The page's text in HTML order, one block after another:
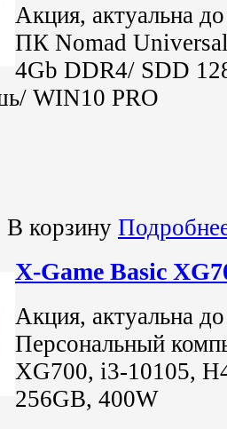
Акция, актуальна
ПК Nomad
4Gb DDR4/ SDD
WIN10 PRO
В корзину
X-Game Basic
Акция, актуальна
Персональный
XG700, i3-10105,
256GB, 400W